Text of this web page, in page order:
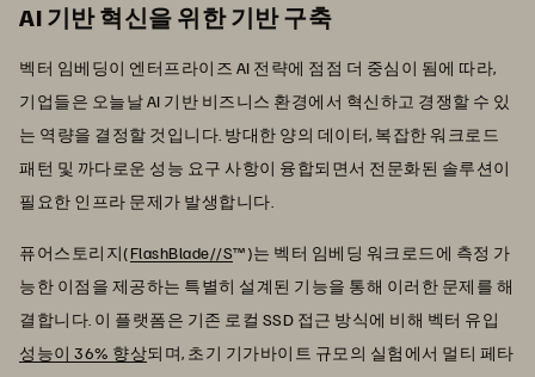
AI 기반 혁신을 위한 기반 구축
벡터 임베딩이 엔터프라이즈 AI 전략에 점점 더 중심이 됨에 따라,
기업들은 오늘날 AI 기반 비즈니스 환경에서 혁신하고 경쟁할 수 있
는 역량을 결정할 것입니다. 방대한 양의 데이터, 복잡한 워크로드
패턴 및 까다로운 성능 요구 사항이 융합되면서 전문화된 솔루션이
필요한 인프라 문제가 발생합니다.
퓨어스토리지(FlashBlade//S™)는 벡터 임베딩 워크로드에 측정 가
능한 이점을 제공하는 특별히 설계된 기능을 통해 이러한 문제를 해
결합니다. 이 플랫폼은 기존 로컬 SSD 접근 방식에 비해 벡터 유입
성능이 36% 향상되며, 초기 기가바이트 규모의 실험에서 멀티 페타